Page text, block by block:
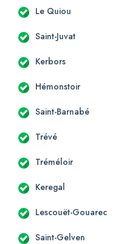
Le Quiou
Saint-Juvat
Kerbors
Hémonstoir
Saint-Barnabé
Trévé
Tréméloir
Keregal
Lescouët-Gouarec
Saint-Gelven